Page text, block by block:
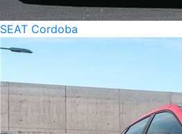
SEAT Cordoba